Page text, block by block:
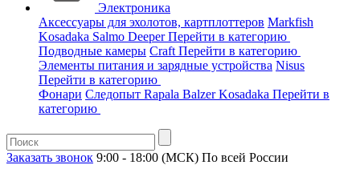
Электроника
Аксессуары для эхолотов, картплоттеров Markfish
Kosadaka Salmo DeeperПерейти в категорию
Подводные камеры Craft Перейти в категорию
Элементы питания и зарядные устройства Nisus
Перейти в категорию
Фонари Следопыт Rapala BalzerKosadaka Перейти в
категорию
Заказать звонок 9:00 - 18:00 (МСК) По всей России